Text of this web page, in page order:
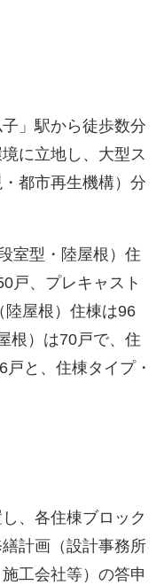
」駅から徒歩数分
に立地し、大型ス
都市再生機構）分
室型・陸屋根）住
戸、プレキャスト
陸屋根）住棟は96
根）は70戸で、住
と、住棟タイプ・
、各住棟ブロック
計画（設計事務所
工会社等）の答申